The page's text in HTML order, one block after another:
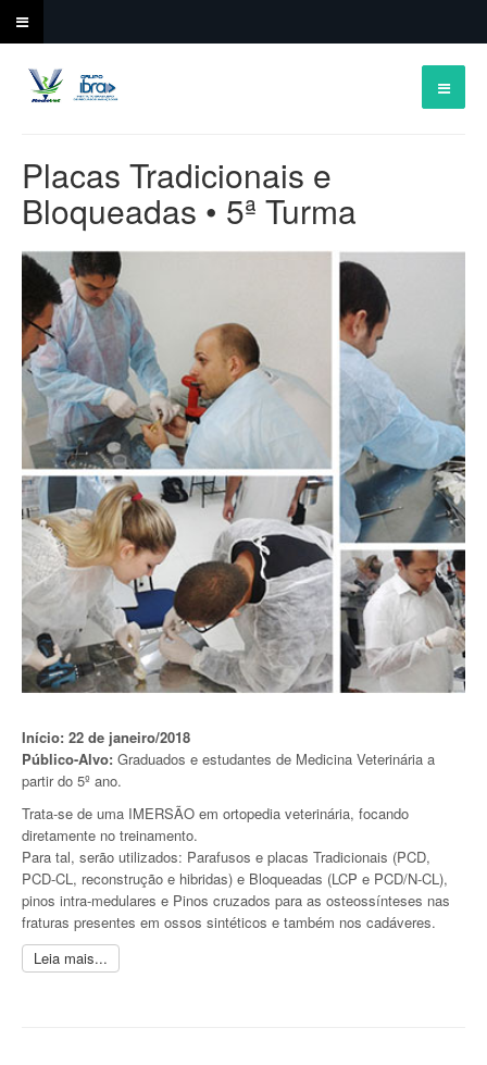
Placas Tradicionais e
Bloqueadas • 5ª Turma
Início: 22 de janeiro/2018
Público-Alvo: Graduados e estudantes de Medicina Veterinária a
partir do 5º ano.
Trata-se de uma IMERSÃO em ortopedia veterinária, focando
diretamente no treinamento.
Para tal, serão utilizados: Parafusos e placas Tradicionais (PCD,
PCD-CL, reconstrução e hibridas) e Bloqueadas (LCP e PCD/N-CL),
pinos intra-medulares e Pinos cruzados para as osteossínteses nas
fraturas presentes em ossos sintéticos e também nos cadáveres.
Leia mais...